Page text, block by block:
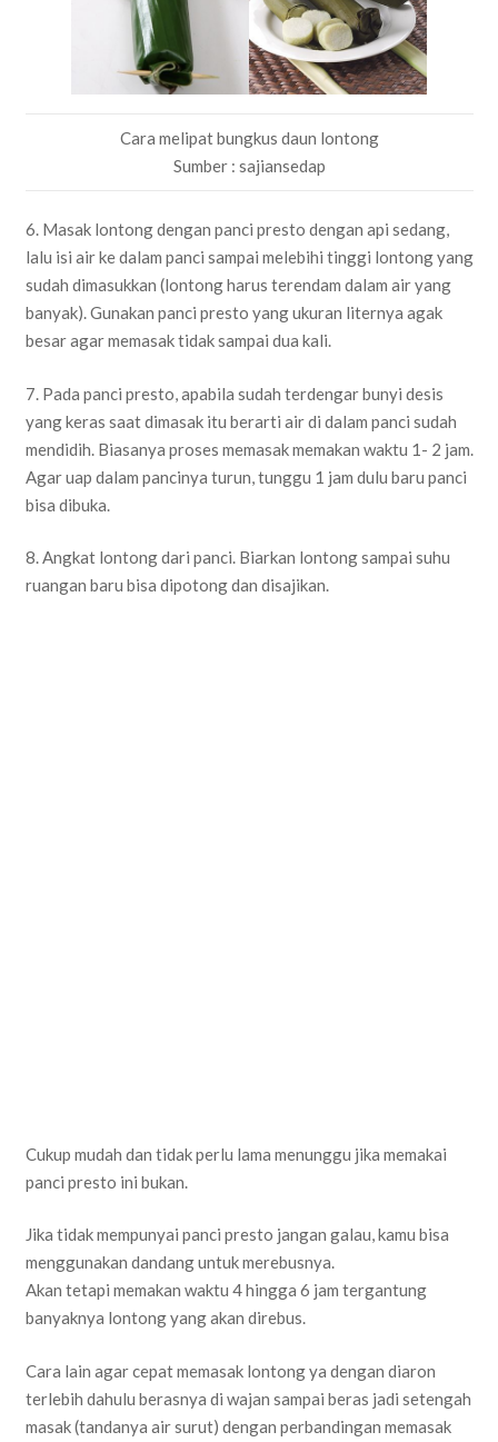
Cara melipat bungkus daun lontong
Sumber : sajiansedap
6. Masak lontong dengan panci presto dengan api sedang,
lalu isi air ke dalam panci sampai melebihi tinggi lontong yang
sudah dimasukkan (lontong harus terendam dalam air yang
banyak). Gunakan panci presto yang ukuran liternya agak
besar agar memasak tidak sampai dua kali.
7. Pada panci presto, apabila sudah terdengar bunyi desis
yang keras saat dimasak itu berarti air di dalam panci sudah
mendidih. Biasanya proses memasak memakan waktu 1- 2 jam.
Agar uap dalam pancinya turun, tunggu 1 jam dulu baru panci
bisa dibuka.
8. Angkat lontong dari panci. Biarkan lontong sampai suhu
ruangan baru bisa dipotong dan disajikan.
Cukup mudah dan tidak perlu lama menunggu jika memakai
panci presto ini bukan.
Jika tidak mempunyai panci presto jangan galau, kamu bisa
menggunakan dandang untuk merebusnya.
Akan tetapi memakan waktu 4 hingga 6 jam tergantung
banyaknya lontong yang akan direbus.
Cara lain agar cepat memasak lontong ya dengan diaron
terlebih dahulu berasnya di wajan sampai beras jadi setengah
masak (tandanya air surut) dengan perbandingan memasak